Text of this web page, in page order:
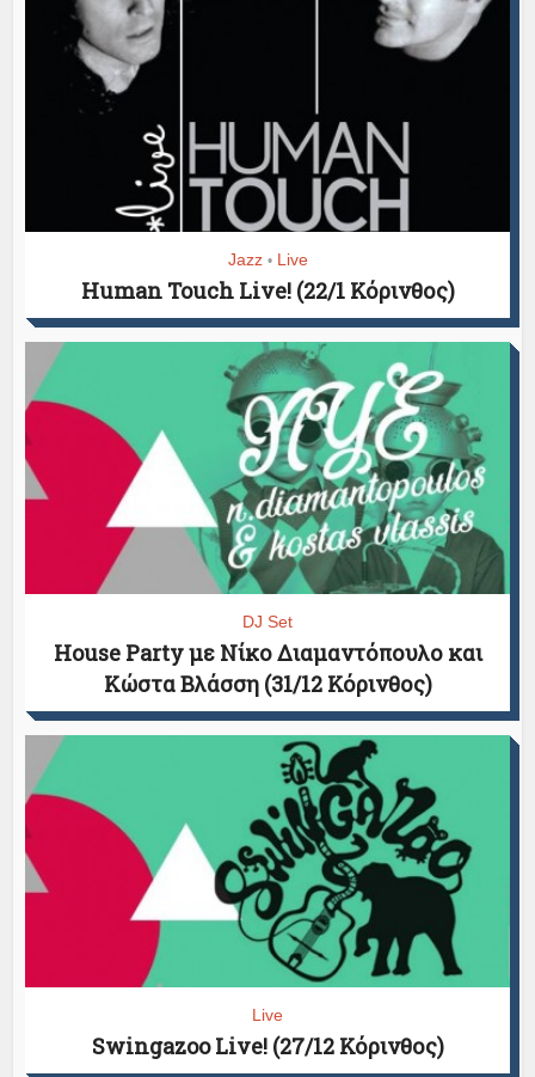
Jazz • Live
Human Touch Live! (22/1 Κόρινθος)
DJ Set
House Party με Νίκο Διαμαντόπουλο και
Κώστα Βλάσση (31/12 Κόρινθος)
Live
Swingazoo Live! (27/12 Κόρινθος)